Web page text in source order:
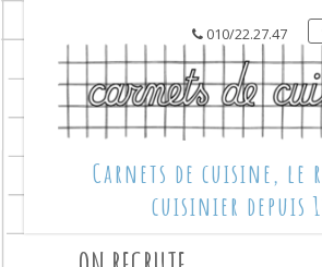
010/22.27.47
Carnets de cuisine, le
cuisinier depuis